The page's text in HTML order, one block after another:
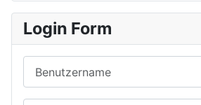
Login Form